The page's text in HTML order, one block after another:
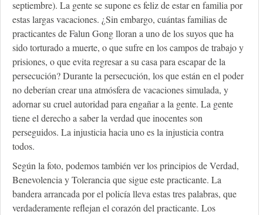
septiembre). La gente se supone es feliz de estar en familia por
estas largas vacaciones. ¿Sin embargo, cuántas familias de
practicantes de Falun Gong lloran a uno de los suyos que ha
sido torturado a muerte, o que sufre en los campos de trabajo y
prisiones, o que evita regresar a su casa para escapar de la
persecución? Durante la persecución, los que están en el poder
no deberían crear una atmósfera de vacaciones simulada, y
adornar su cruel autoridad para engañar a la gente. La gente
tiene el derecho a saber la verdad que inocentes son
perseguidos. La injusticia hacia uno es la injusticia contra
todos.
Según la foto, podemos también ver los principios de Verdad,
Benevolencia y Tolerancia que sigue este practicante. La
bandera arrancada por el policía lleva estas tres palabras, que
verdaderamente reflejan el corazón del practicante. Los